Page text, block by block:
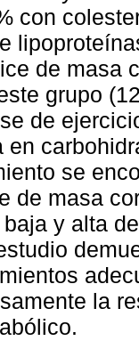
con
de masa
grupo
de
en
se
de masa
y alta
la